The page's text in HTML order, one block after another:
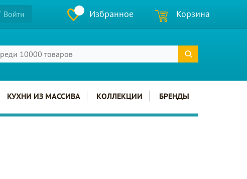
Войти Избранное Корзина
КУХНИ ИЗ МАССИВА КОЛЛЕКЦИИ БРЕНДЫ